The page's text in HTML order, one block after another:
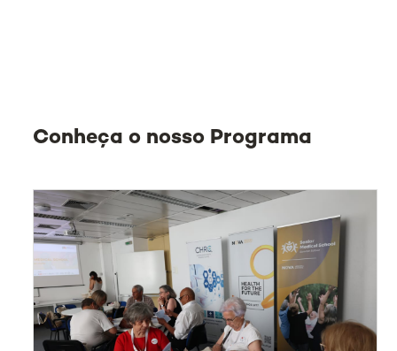
Conheça o nosso Programa